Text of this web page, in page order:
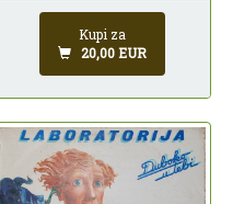
Kupi za
20,00 EUR